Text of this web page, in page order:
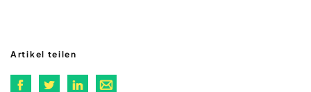
Artikel teilen